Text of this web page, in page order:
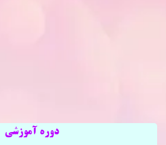
دوره آموزشی